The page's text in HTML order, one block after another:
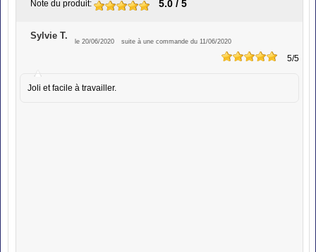
Note du produit: 5.0 / 5
Sylvie T.
le 20/06/2020 suite à une commande du 11/06/2020
5/5
Joli et facile à travailler.